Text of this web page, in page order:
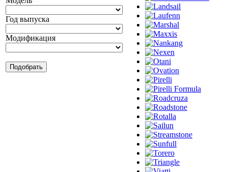
Год выпуска
Модификация